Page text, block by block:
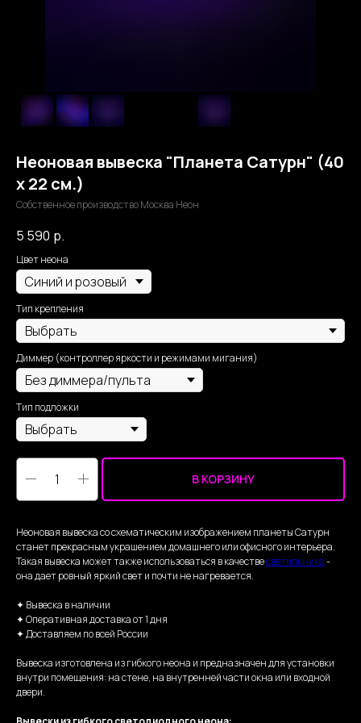
Неоновая вывеска "Планета Сатурн" (40
х 22 см.)
Собственное производство Москва Неон
5 590 р.
Цвет неона
Тип крепления
Диммер (контроллер яркости и режимами мигания)
Тип подложки
В КОРЗИНУ
Неоновая вывеска со схематическим изображением планеты Сатурн
станет прекрасным украшением домашнего или офисного интерьера.
Такая вывеска может также использоваться в качествесветильника-
она дает ровный яркий свет и почти не нагревается.
✦ Вывеска в наличии
✦ Оперативная доставка от 1 дня
✦ Доставляем по всей России
Вывеска изготовлена из гибкого неона и предназначен для установки
внутри помещения: на стене, на внутренней части окна или входной
двери.